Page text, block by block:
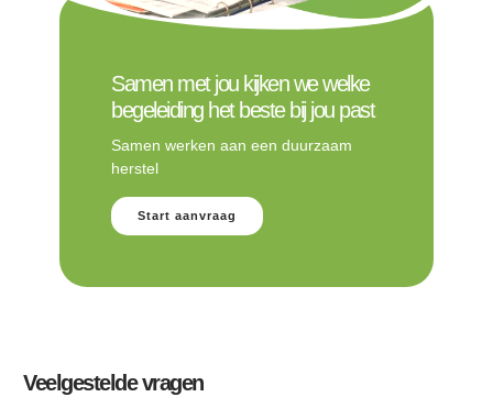
Samen met jou kijken we welke
begeleiding het beste bij jou past
Samen werken aan een duurzaam
herstel
Start aanvraag
Veelgestelde vragen